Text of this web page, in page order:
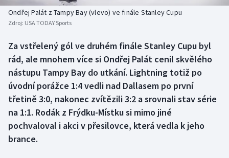
Boby a skeleton
Box
Curling
Dostihy
Florbal
Futsal
AZ kvíz
Ondřej Palát z Tampy Bay (vlevo) ve finále Stanley Cupu
Zdroj: USA TODAY Sports
Za vstřelený gól ve druhém finále Stanley Cupu byl
rád, ale mnohem více si Ondřej Palát cenil skvělého
nástupu Tampy Bay do utkání. Lightning totiž po
úvodní porážce 1:4 vedli nad Dallasem po první
třetině 3:0, nakonec zvítězili 3:2 a srovnali stav série
na 1:1. Rodák z Frýdku-Místku si mimo jiné
pochvaloval i akci v přesilovce, která vedla k jeho
brance.